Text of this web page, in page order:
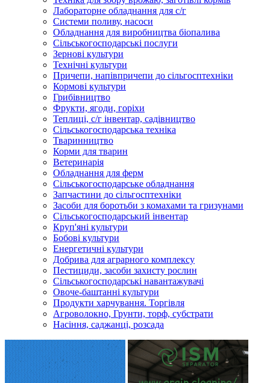
Лабораторне обладнання для с/г
Системи поливу, насоси
Обладнання для виробництва біопалива
Сільськогосподарські послуги
Зернові культури
Технічні культури
Причепи, напівпричепи до сільгосптехніки
Кормові культури
Грибівництво
Фрукти, ягоди, горіхи
Теплиці, с/г інвентар, садівництво
Сільськогосподарська техніка
Тваринництво
Корми для тварин
Ветеринарія
Обладнання для ферм
Сільськогосподарське обладнання
Запчастини до сільгосптехніки
Засоби для боротьби з комахами та гризунами
Сільськогосподарський інвентар
Круп'яні культури
Бобові культури
Енергетичні культури
Добрива для аграрного комплексу
Пестициди, засоби захисту рослин
Сільськогосподарські навантажувачі
Овоче-баштанні культури
Продукти харчування. Торгівля
Агроволокно, Грунти, торф, субстрати
Насіння, саджанці, розсада